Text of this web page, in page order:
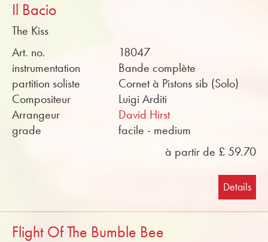
Il Bacio
The Kiss
Art. no.
18047
instrumentation
Bande complète
partition soliste
Cornet à Pistons sib (Solo)
Compositeur
Luigi Arditi
Arrangeur
David Hirst
grade
facile - medium
à partir de £ 59.70
Details
Flight Of The Bumble Bee